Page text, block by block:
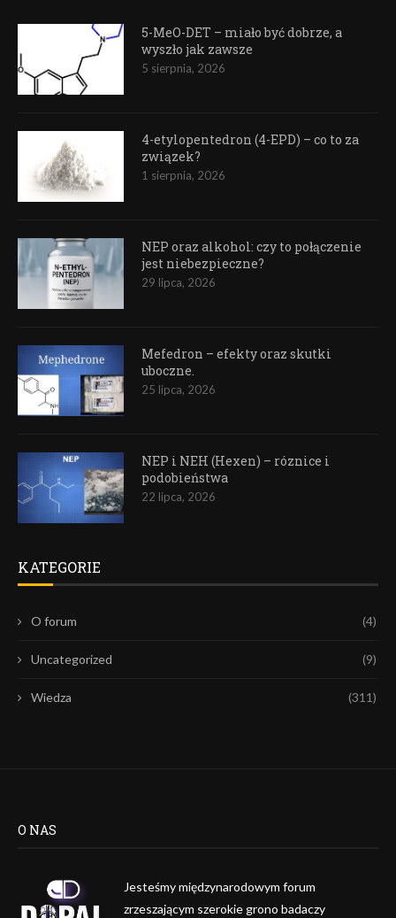
5-MeO-DET – miało być dobrze, a
wyszło jak zawsze
5 sierpnia, 2026
4-etylopentedron (4-EPD) – co to za
związek?
1 sierpnia, 2026
NEP oraz alkohol: czy to połączenie
jest niebezpieczne?
29 lipca, 2026
Mefedron – efekty oraz skutki
uboczne.
25 lipca, 2026
NEP i NEH (Hexen) – róznice i
podobieństwa
22 lipca, 2026
KATEGORIE
O forum (4)
Uncategorized (9)
Wiedza (311)
O NAS
Jesteśmy międzynarodowym forum
zrzeszającym szerokie grono badaczy